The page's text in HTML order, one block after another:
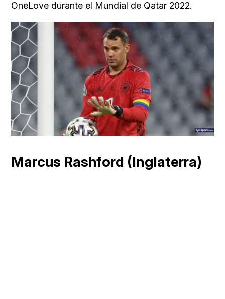
OneLove durante el Mundial de Qatar 2022.
Marcus Rashford (Inglaterra)